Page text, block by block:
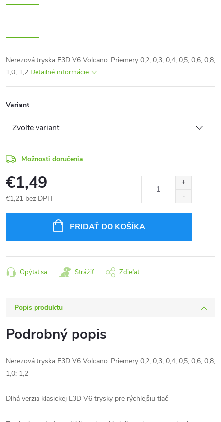
Nerezová tryska E3D V6 Volcano. Priemery 0,2; 0,3; 0,4; 0,5; 0,6; 0,8;
1,0; 1,2 Detailné informácie
Variant
Možnosti doručenia
€1,49
€1,21 bez DPH
PRIDAŤ DO KOŠÍKA
Opýtať sa Strážiť Zdieľať
Popis produktu
Podrobný popis
Nerezová tryska E3D V6 Volcano. Priemery 0,2; 0,3; 0,4; 0,5; 0,6; 0,8;
1,0; 1,2
Dlhá verzia klasickej E3D V6 trysky pre rýchlejšiu tlač